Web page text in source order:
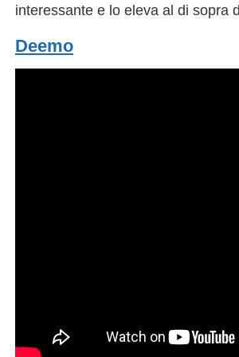
interessante e lo eleva al di sopra
Deemo